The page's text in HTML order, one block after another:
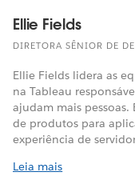
Ellie Fields
DIRETORA SÊNIOR DE
Ellie Fields lidera as
na Tableau
ajudam mais pessoas.
de produtos para
experiência de
Leia mais